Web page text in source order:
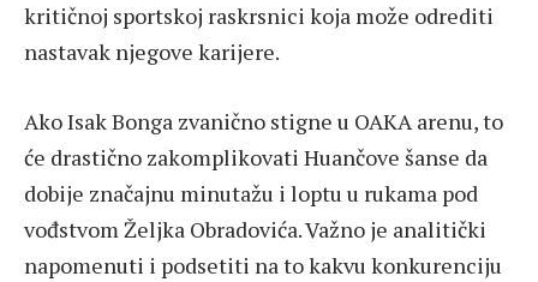
kritičnoj sportskoj raskrsnici koja može odrediti
nastavak njegove karijere.
Ako Isak Bonga zvanično stigne u OAKA arenu, to
će drastično zakomplikovati Huančove šanse da
dobije značajnu minutažu i loptu u rukama pod
vođstvom Željka Obradovića. Važno je analitički
napomenuti i podsetiti na to kakvu konkurenciju